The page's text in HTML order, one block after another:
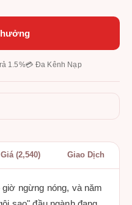
1.5%💳 Đa Kênh Nạp
(2,540) Giao Dịch
ngừng nóng, và năm